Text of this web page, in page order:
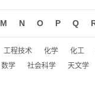
M N O P Q
工程技术 化学 化工
数学 社会科学 天文学